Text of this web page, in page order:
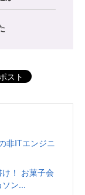
ポスト
非ITエンジニ
！ お菓子会
ン...